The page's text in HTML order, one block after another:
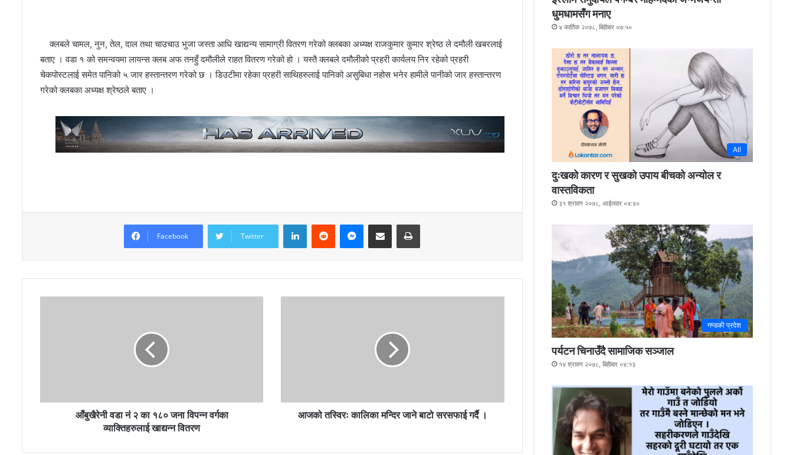
क्लबले चामल, नुन, तेल, दाल तथा चाउचाउ भुजा जस्ता आधि खाद्यन्य सामाग्री वितरण गरेको क्लबका अध्यक्ष राजकुमार कुमार श्रेष्ठ ले दमौली खबरलाई
बताए । वडा १ को समन्वयमा लायन्स क्लब अफ तनहुँ दमौलीले राहत वितरण गरेको हो । यस्तै क्लबले दमौलीको प्रहरी कार्यलय निर रहेको प्रहरी
चेकपोस्टलाई समेत पानिको ५ जार हस्तान्तरण गरेको छ । डिउटीमा रहेका प्रहरी साथिहरुलाई पानिको असुबिधा नहोस भनेर हामीले पानीको जार हस्तान्तरण
गरेको क्लबका अध्यक्ष श्रेष्ठले बताए ।
Facebook Twitter
LinkedIn
आँबुखैरेनी वडा नं २ का १८० जना विपन्न वर्गका
व्याक्तिहरुलाई खाद्यन्न वितरण
आजको तस्विरः कालिका मन्दिर जाने बाटो सरसफाई गर्दै ।
धुमधामसँग मनाए
४ कार्तिक २०७८, बिहीबार ०७:५०
All
दुःखको कारण र सुखको उपाय बीचको अन्योल र
वास्तविकता
३१ श्रावण २०७८, आईतवार ०४:४०
गण्डकी प्रदेश
पर्यटन चिनाउँदै सामाजिक सञ्जाल
१४ श्रावण २०७८, बिहीबार ०४:१३